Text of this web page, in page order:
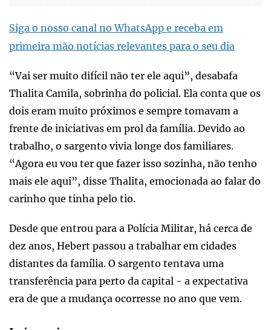
Siga o nosso canal no WhatsApp e receba em
primeira mão notícias relevantes para o seu dia
“Vai ser muito difícil não ter ele aqui”, desabafa
Thalita Camila, sobrinha do policial. Ela conta que os
dois eram muito próximos e sempre tomavam a
frente de iniciativas em prol da família. Devido ao
trabalho, o sargento vivia longe dos familiares.
“Agora eu vou ter que fazer isso sozinha, não tenho
mais ele aqui”, disse Thalita, emocionada ao falar do
carinho que tinha pelo tio.
Desde que entrou para a Polícia Militar, há cerca de
dez anos, Hebert passou a trabalhar em cidades
distantes da família. O sargento tentava uma
transferência para perto da capital - a expectativa
era de que a mudança ocorresse no ano que vem.